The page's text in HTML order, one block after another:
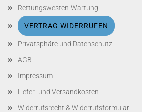
Rettungswesten-Wartung
VERTRAG WIDERRUFEN
Privatsphäre und Datenschutz
AGB
Impressum
Liefer- und Versandkosten
Widerrufsrecht & Widerrufsformular